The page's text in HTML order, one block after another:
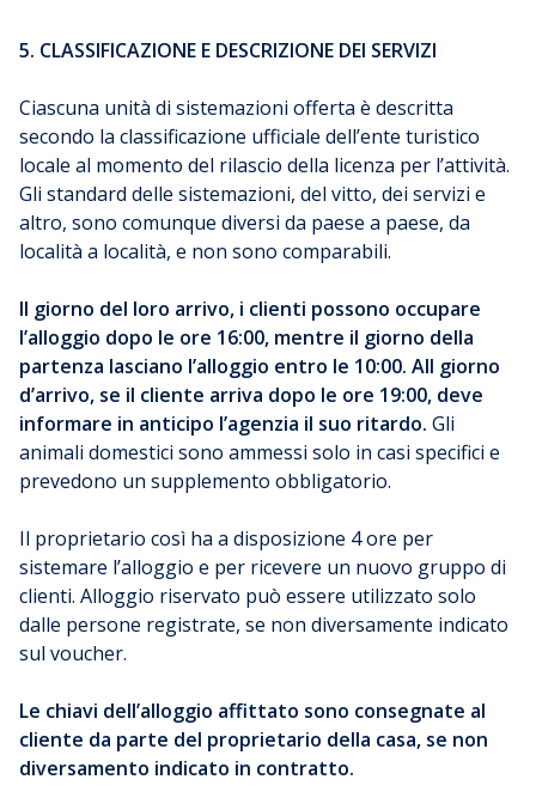
5. CLASSIFICAZIONE E DESCRIZIONE DEI SERVIZI
Ciascuna unità di sistemazioni offerta è descritta
secondo la classificazione ufficiale dell’ente turistico
locale al momento del rilascio della licenza per l’attività.
Gli standard delle sistemazioni, del vitto, dei servizi e
altro, sono comunque diversi da paese a paese, da
località a località, e non sono comparabili.
Il giorno del loro arrivo, i clienti possono occupare
l’alloggio dopo le ore 16:00, mentre il giorno della
partenza lasciano l’alloggio entro le 10:00. All giorno
d’arrivo, se il cliente arriva dopo le ore 19:00, deve
informare in anticipo l’agenzia il suo ritardo. Gli
animali domestici sono ammessi solo in casi specifici e
prevedono un supplemento obbligatorio.
Il proprietario così ha a disposizione 4 ore per
sistemare l’alloggio e per ricevere un nuovo gruppo di
clienti. Alloggio riservato può essere utilizzato solo
dalle persone registrate, se non diversamente indicato
sul voucher.
Le chiavi dell’alloggio affittato sono consegnate al
cliente da parte del proprietario della casa, se non
diversamento indicato in contratto.